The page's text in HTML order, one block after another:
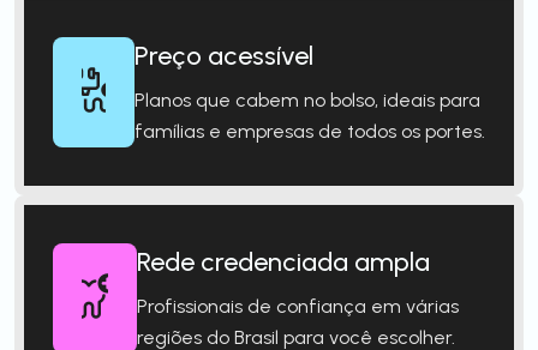
Preço acessível
Planos que cabem no bolso, ideais para
famílias e empresas de todos os portes.
Rede credenciada ampla
Profissionais de confiança em várias
regiões do Brasil para você escolher.